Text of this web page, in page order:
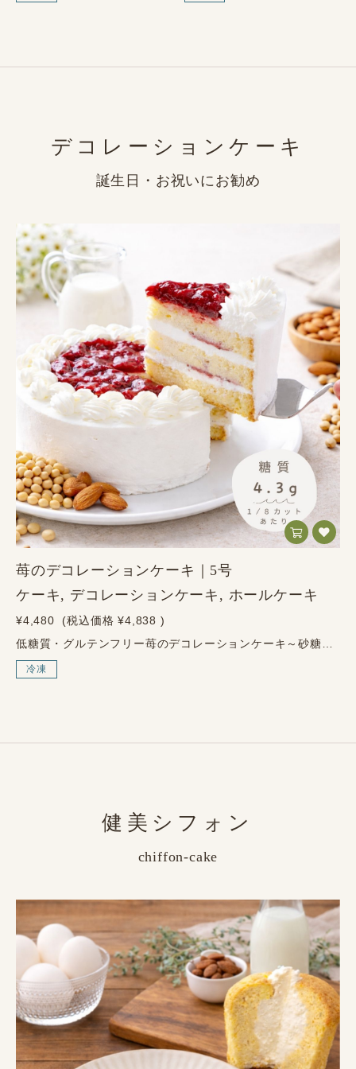
デコレーションケーキ
誕生日・お祝いにお勧め
苺のデコレーションケーキ｜5号
ケーキ, デコレーションケーキ, ホールケーキ
¥4,480 (税込価格 ¥4,838 )
冷凍
健美シフォン
chiffon-cake